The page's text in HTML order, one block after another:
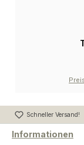
Schneller Versand!
Informationen